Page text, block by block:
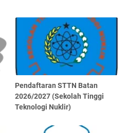
Pendaftaran STTN Batan
2026/2027 (Sekolah Tinggi
Teknologi Nuklir)